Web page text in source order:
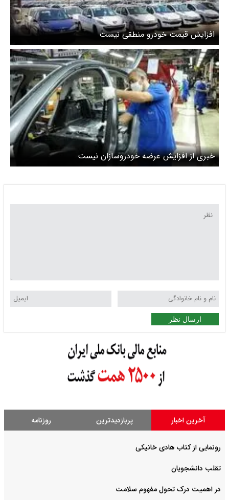
افزایش قیمت خودرو منطقی نیست
خبری از افزایش عرضه خودروسازان نیست
ارسال نظر
آخرین اخبار پربازدیدترین روزنامه
رونمایی از کتاب هادی خانیکی
‌تقلب دانشجویان
در اهمیت درک تحول مفهوم سلامت